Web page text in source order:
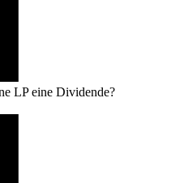
LP eine Dividende?